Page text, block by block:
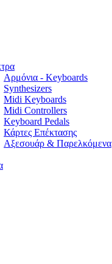
Αρμόνια - Keyboards
Synthesizers
Midi Keyboards
Midi Controllers
Keyboard Pedals
Κάρτες Επέκτασης
Αξεσουάρ & Παρελκόμενα